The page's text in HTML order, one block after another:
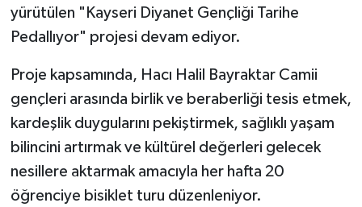
yürütülen "Kayseri Diyanet Gençliği Tarihe
Pedallıyor" projesi devam ediyor.
Proje kapsamında, Hacı Halil Bayraktar Camii
gençleri arasında birlik ve beraberliği tesis etmek,
kardeşlik duygularını pekiştirmek, sağlıklı yaşam
bilincini artırmak ve kültürel değerleri gelecek
nesillere aktarmak amacıyla her hafta 20
öğrenciye bisiklet turu düzenleniyor.
Bayburt Müftülüğü
Bilecik Müftülüğü
Bingöl Müftülüğü
Bitlis Müftülüğü
Bolu Müftülüğü
Zekat
Eğitim
Kültür-Sanat
Aile
Sağlık
Makaleler